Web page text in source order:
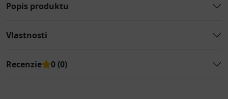
Popis produktu
Vlastnosti
Recenzie 0 (0)